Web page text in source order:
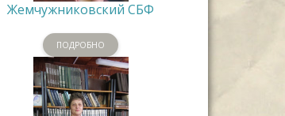
Жемчужниковский СБФ
ПОДРОБНО